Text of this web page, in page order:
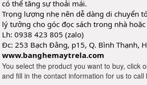
có thể tăng sự thoải mái.
Trọng lượng nhẹ nên dễ dàng di chuyển
lý tưởng cho góc đọc sách trong nhà
Lh: 0938 423 805 (zalo)
Đc: 253 Bạch Đằng, p15, Q. Bình Thạnh,
www.banghemaytrela.com
You select the product you want to buy, click
and fill in the contact information for us to